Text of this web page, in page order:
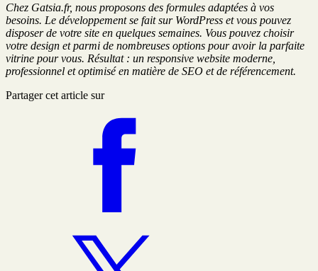
Chez Gatsia.fr, nous proposons des formules adaptées à vos
besoins. Le développement se fait sur WordPress et vous pouvez
disposer de votre site en quelques semaines. Vous pouvez choisir
votre design et parmi de nombreuses options pour avoir la parfaite
vitrine pour vous. Résultat : un responsive website moderne,
professionnel et optimisé en matière de SEO et de référencement.
Partager cet article sur